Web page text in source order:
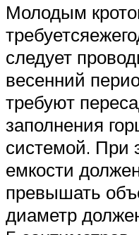
Молодым
следует
весенний
требуют
заполнения
системой. При
емкости
превышать
диаметр